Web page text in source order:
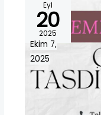
Eyl
20
2025
Ekim 7,
2025